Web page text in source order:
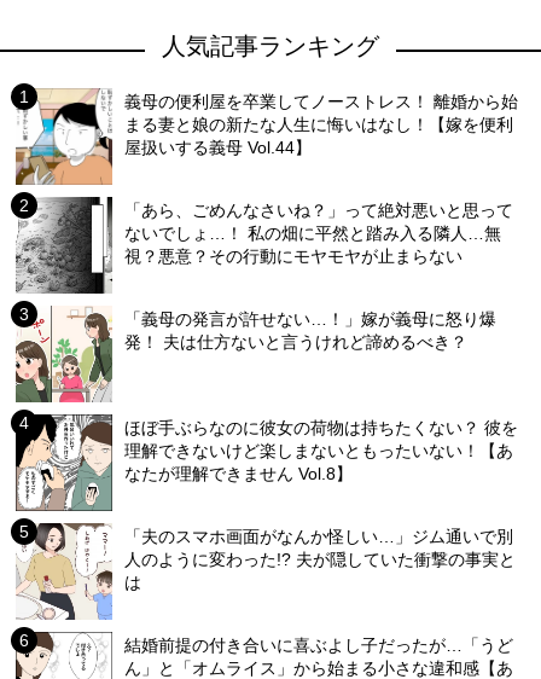
人気記事ランキング
義母の便利屋を卒業してノーストレス！ 離婚から始
まる妻と娘の新たな人生に悔いはなし！【嫁を便利
屋扱いする義母 Vol.44】
「あら、ごめんなさいね？」って絶対悪いと思って
ないでしょ…！ 私の畑に平然と踏み入る隣人…無
視？悪意？その行動にモヤモヤが止まらない
「義母の発言が許せない…！」嫁が義母に怒り爆
発！ 夫は仕方ないと言うけれど諦めるべき？
ほぼ手ぶらなのに彼女の荷物は持ちたくない？ 彼を
理解できないけど楽しまないともったいない！【あ
なたが理解できません Vol.8】
「夫のスマホ画面がなんか怪しい…」ジム通いで別
人のように変わった!? 夫が隠していた衝撃の事実と
は
結婚前提の付き合いに喜ぶよし子だったが…「うど
ん」と「オムライス」から始まる小さな違和感【あ